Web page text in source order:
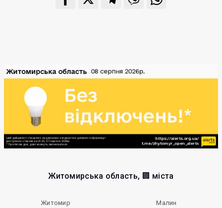
Житомирська область, 🏢 міста
Житомир Малин